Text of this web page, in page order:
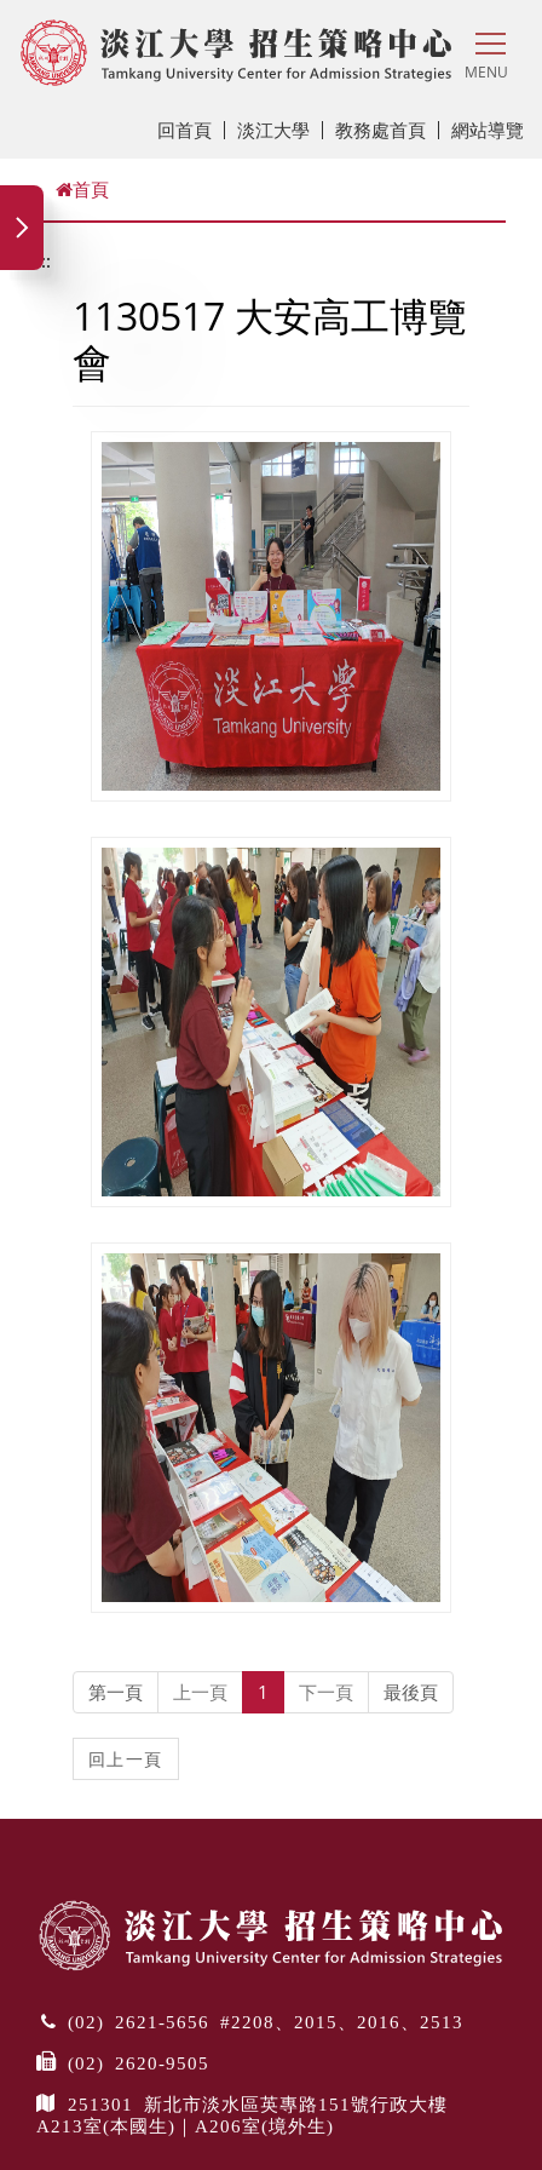
MENU
回首頁 淡江大學 教務處首頁 網站導覽
首頁
:::
1130517 大安高工博覽
會
第一頁 上一頁 1 下一頁 最後頁
(02) 2621-5656 #2208、2015、2016、2513
(02) 2620-9505
251301 新北市淡水區英專路151號行政大樓
A213室(本國生)｜A206室(境外生)